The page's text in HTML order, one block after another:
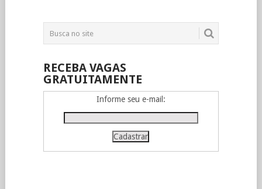
RECEBA VAGAS
GRATUITAMENTE
Informe seu e-mail: